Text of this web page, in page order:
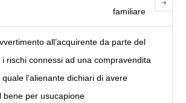
familiare
all’acquirente da parte del
i rischi connessi ad una compravendita
l’alienante dichiari di avere
bene per usucapione